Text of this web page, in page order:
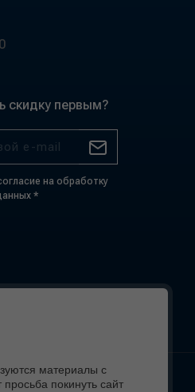
скидку первым?
на обработку
*
материалы с
покинуть сайт